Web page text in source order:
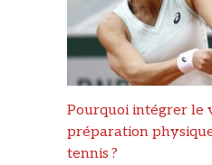
Pourquoi intégrer le
préparation
tennis ?